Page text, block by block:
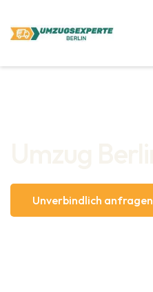
Unverbindlich anfragen